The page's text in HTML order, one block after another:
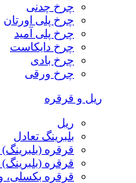
چرخ چدنی
چرخ پلی اورتان
چرخ پلی آمید
چرخ دایکاست
چرخ بادی
چرخ ورقی
ریل و قرقره
ریل
بلبرینگ تعادل
قرقره
قرقره
قرقره بکسلی،